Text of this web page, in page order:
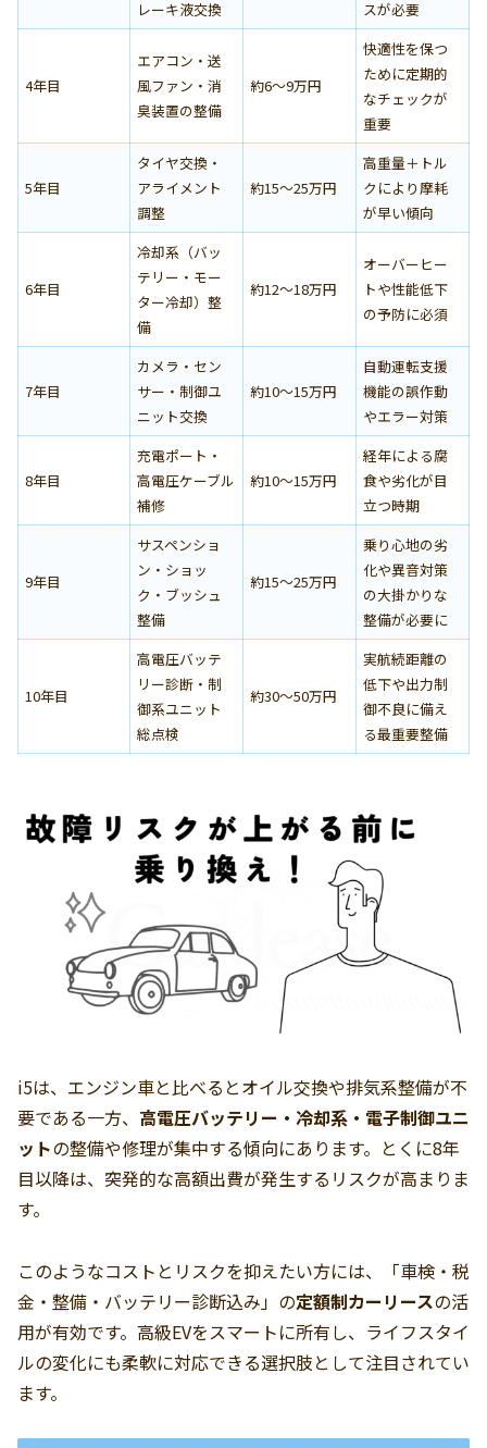
レーキ液交換 スが必要
4年目
エアコン・送
風ファン・消
臭装置の整備
約6〜9万円
快適性を保つ
ために定期的
なチェックが
重要
5年目
タイヤ交換・
アライメント
調整
約15〜25万円
高重量＋トル
クにより摩耗
が早い傾向
6年目
冷却系（バッ
テリー・モー
ター冷却）整
備
約12〜18万円
オーバーヒー
トや性能低下
の予防に必須
7年目
カメラ・セン
サー・制御ユ
ニット交換
約10〜15万円
自動運転支援
機能の誤作動
やエラー対策
8年目
充電ポート・
高電圧ケーブル
補修
約10〜15万円
経年による腐
食や劣化が目
立つ時期
9年目
サスペンショ
ン・ショッ
ク・ブッシュ
整備
約15〜25万円
乗り心地の劣
化や異音対策
の大掛かりな
整備が必要に
10年目
高電圧バッテ
リー診断・制
御系ユニット
総点検
約30〜50万円
実航続距離の
低下や出力制
御不良に備え
る最重要整備
i5は、エンジン車と比べるとオイル交換や排気系整備が不
要である一方、 高電圧バッテリー・冷却系・電子制御ユニ
ットの整備や修理が集中する傾向にあります。とくに8年
目以降は、突発的な高額出費が発生するリスクが高まりま
す。
このようなコストとリスクを抑えたい方には、「車検・税
金・整備・バッテリー診断込み」の定額制カーリースの活
用が有効です。高級EVをスマートに所有し、ライフスタイ
ルの変化にも柔軟に対応できる選択肢として注目されてい
ます。